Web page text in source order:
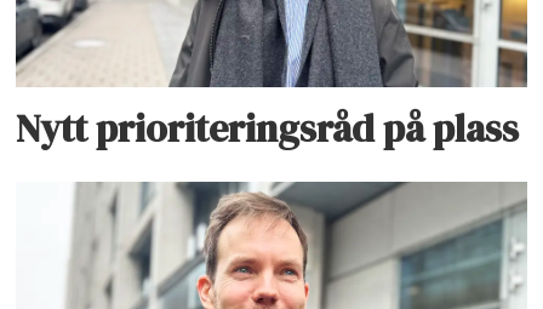
Nytt prioriteringsråd på plass